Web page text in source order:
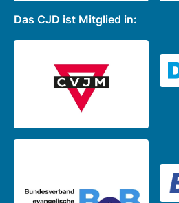
Das CJD ist Mitglied in: